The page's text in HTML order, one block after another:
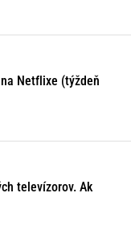
Netflixe (týždeň
televízorov. Ak